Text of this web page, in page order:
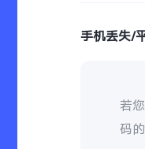
手机丢失/
若
码